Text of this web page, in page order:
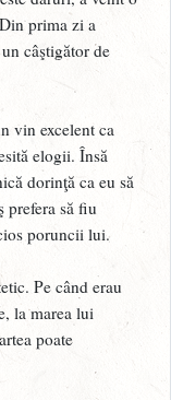
prima zi a
câştigător de
vin excelent ca
elogii. Însă
dorinţă ca eu să
prefera să fiu
poruncii lui.
Pe când erau
la marea lui
poate